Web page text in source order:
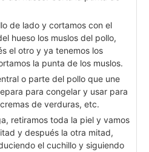
de lado y cortamos con el
hueso los muslos del pollo,
el otro y ya tenemos los
la punta de los muslos.
o parte del pollo que une
para congelar y usar para
de verduras, etc.
retiramos toda la piel y vamos
y después la otra mitad,
el cuchillo y siguiendo